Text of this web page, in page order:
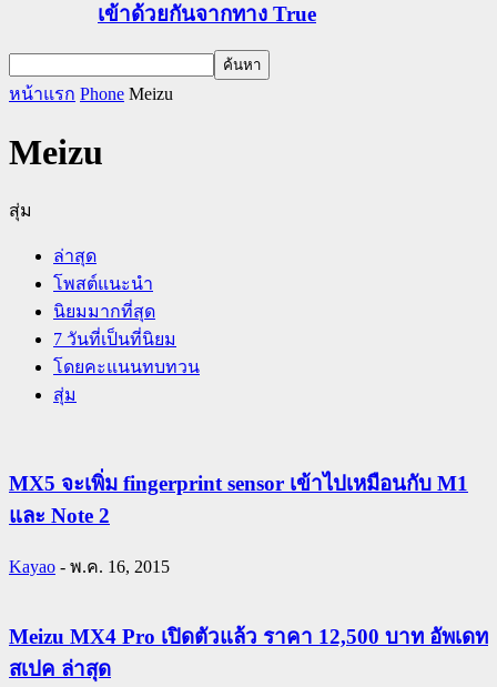
เข้าด้วยกันจากทาง True
หน้าแรก Phone Meizu
Meizu
สุ่ม
ล่าสุด
โพสต์แนะนำ
นิยมมากที่สุด
7 วันที่เป็นที่นิยม
โดยคะแนนทบทวน
สุ่ม
MX5 จะเพิ่ม fingerprint sensor เข้าไปเหมือนกับ M1
และ Note 2
Kayao - พ.ค. 16, 2015
Meizu MX4 Pro เปิดตัวแล้ว ราคา 12,500 บาท อัพเดท
สเปค ล่าสุด